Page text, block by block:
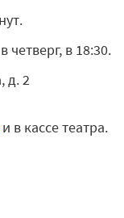
в 18:30.
д. 2
и в кассе театра.